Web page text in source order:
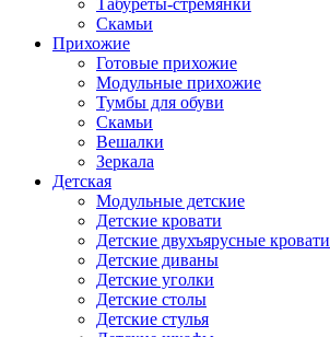
Табуреты-стремянки
Скамьи
Прихожие
Готовые прихожие
Модульные прихожие
Тумбы для обуви
Скамьи
Вешалки
Зеркала
Детская
Модульные детские
Детские кровати
Детские двухъярусные кровати
Детские диваны
Детские уголки
Детские столы
Детские стулья